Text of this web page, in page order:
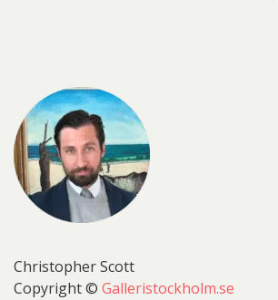
Christopher Scott
Copyright © Galleristockholm.se